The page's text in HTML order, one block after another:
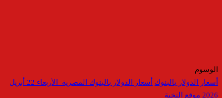
الوسوم
أسعار الدولار بالبنوك
أسعار الدولار بالبنوك المصرية الأربعاء 22 أبريل
2026 موقع النخبة